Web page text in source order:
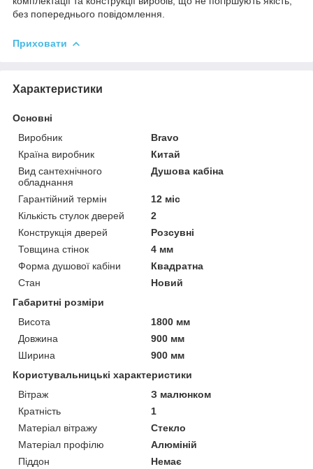
без попереднього повідомлення.
Приховати
Характеристики
Основні
Виробник
Bravo
Країна виробник
Китай
Вид сантехнічного
обладнання
Душова кабіна
Гарантійний термін
12 міс
Кількість стулок дверей
2
Конструкція дверей
Розсувні
Товщина стінок
4 мм
Форма душової кабіни
Квадратна
Стан
Новий
Габаритні розміри
Висота
1800 мм
Довжина
900 мм
Ширина
900 мм
Користувальницькі характеристики
Вітраж
З малюнком
Кратність
1
Матеріал вітражу
Стекло
Матеріал профілю
Алюміній
Піддон
Немає